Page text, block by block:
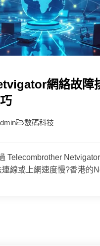
網絡故障
數碼科技
Telecombrother
連線或上網速度慢?香港的